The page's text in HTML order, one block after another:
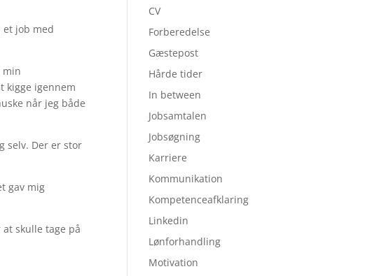
job med
min
kigge igennem
når jeg både
selv. Der er stor
gav mig
skulle tage på
CV
Forberedelse
Gæstepost
Hårde tider
In between
Jobsamtalen
Jobsøgning
Karriere
Kommunikation
Kompetenceafklaring
Linkedin
Lønforhandling
Motivation